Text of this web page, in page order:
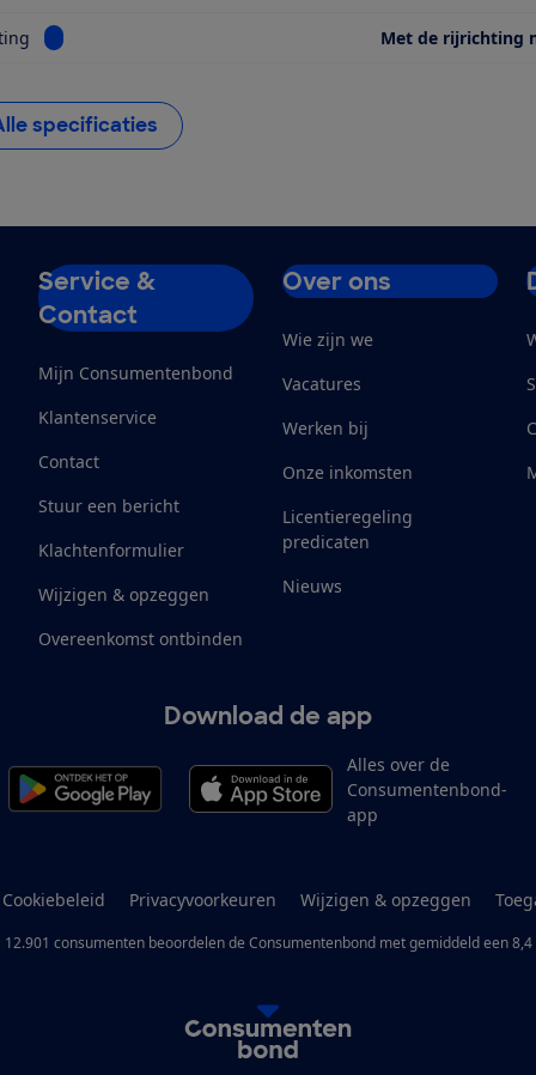
Bekijk informatie voor Kijkrichting Met de rijrichting
specificaties
Service &
Contact
Mijn Consumentenbond
Klantenservice
Contact
Stuur een bericht
Klachtenformulier
Wijzigen & opzeggen
Overeenkomst ontbinden
Over ons
Wie zijn we
Vacatures
Werken bij
Onze inkomsten
Licentieregeling
predicaten
Nieuws
Download de app
Alles over de
Consumentenbond-
app
Cookiebeleid Privacyvoorkeuren Wijzigen & opzeggen
12.901 consumenten beoordelen de Consumentenbondmet gemiddeld een 8,4